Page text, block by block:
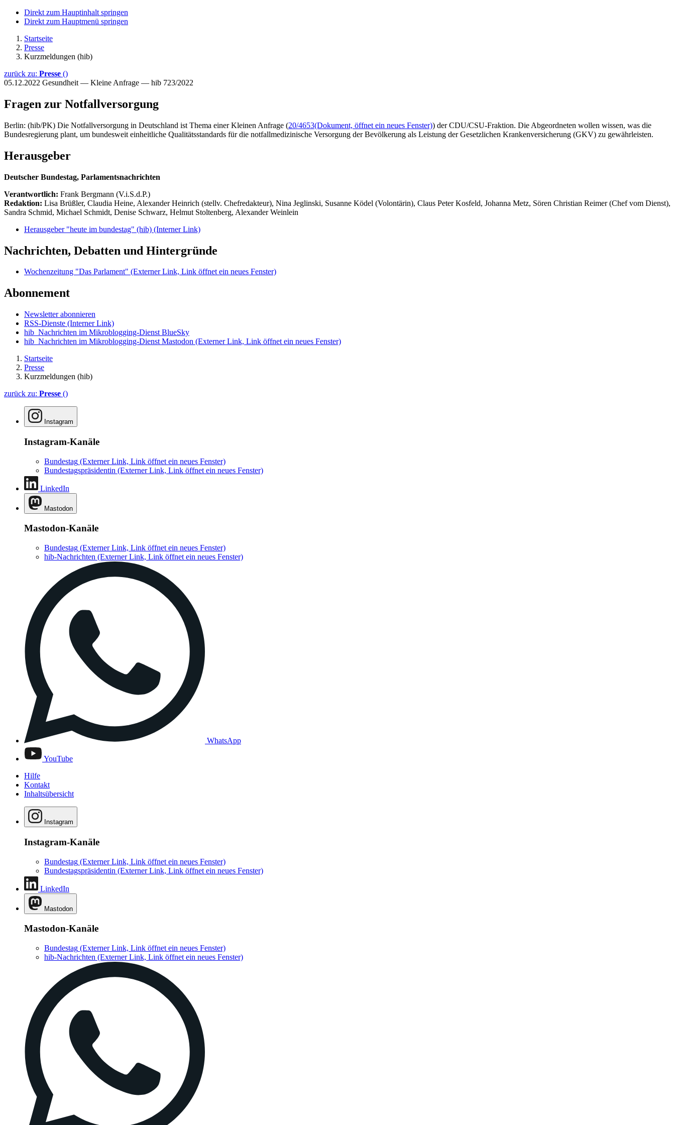
Direkt zum Hauptinhalt springen
Direkt zum Hauptmenü springen
Startseite
Presse
Kurzmeldungen (hib)
zurück zu: Presse ()
05.12.2022 Gesundheit — Kleine Anfrage — hib 723/2022
Fragen zur Notfallversorgung
Berlin: (hib/PK) Die Notfallversorgung in Deutschland ist Thema einer Kleinen Anfrage (20/4653(Dokument, öffnet ein neues Fenster)) der CDU/CSU-Fraktion. Die Abgeordneten wollen wissen, was die
Bundesregierung plant, um bundesweit einheitliche Qualitätsstandards für die notfallmedizinische Versorgung der Bevölkerung als Leistung der Gesetzlichen Krankenversicherung (GKV) zu gewährleisten.
Herausgeber
Deutscher Bundestag, Parlamentsnachrichten
Verantwortlich: Frank Bergmann (V.i.S.d.P.)
Redaktion: Lisa Brüßler, Claudia Heine, Alexander Heinrich (stellv. Chefredakteur), Nina Jeglinski, Susanne Ködel (Volontärin), Claus Peter Kosfeld, Johanna Metz, Sören Christian Reimer (Chef vom Dienst),
Sandra Schmid, Michael Schmidt, Denise Schwarz, Helmut Stoltenberg, Alexander Weinlein
Herausgeber "heute im bundestag" (hib) (Interner Link)
Nachrichten, Debatten und Hintergründe
Wochenzeitung "Das Parlament" (Externer Link, Link öffnet ein neues Fenster)
Abonnement
Newsletter abonnieren
RSS-Dienste (Interner Link)
hib_Nachrichten im Mikroblogging-Dienst BlueSky
hib_Nachrichten im Mikroblogging-Dienst Mastodon (Externer Link, Link öffnet ein neues Fenster)
Startseite
Presse
Kurzmeldungen (hib)
zurück zu: Presse ()
Instagram
Instagram-Kanäle
Bundestag (Externer Link, Link öffnet ein neues Fenster)
Bundestagspräsidentin (Externer Link, Link öffnet ein neues Fenster)
LinkedIn
Mastodon
Mastodon-Kanäle
Bundestag (Externer Link, Link öffnet ein neues Fenster)
hib-Nachrichten (Externer Link, Link öffnet ein neues Fenster)
WhatsApp
YouTube
Hilfe
Kontakt
Inhaltsübersicht
Instagram
Instagram-Kanäle
Bundestag (Externer Link, Link öffnet ein neues Fenster)
Bundestagspräsidentin (Externer Link, Link öffnet ein neues Fenster)
LinkedIn
Mastodon
Mastodon-Kanäle
Bundestag (Externer Link, Link öffnet ein neues Fenster)
hib-Nachrichten (Externer Link, Link öffnet ein neues Fenster)